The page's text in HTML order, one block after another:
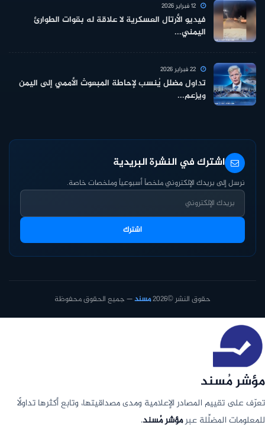
فيديو الأرتال العسكرية لا علاقة له بقوات الطوارئ
اليمني...
تداول مضلل يُنسب لإحاطة المبعوث الأممي إلى اليمن
ويزعم...
اشترك في النشرة البريدية
نرسل إلى بريدك الإلكتروني ملخصاً أسبوعياً وملخصات خاصة.
اشترك
حقوق النشر ©2026 مسند— جميع الحقوق محفوظة
مؤشر مُسند
تعرّف على تقييم المصادر الإعلامية ومدى مصداقيتها، وتابع أكثرها تداولًا
للمعلومات المضلِّلة عبرمؤشر مُسند.